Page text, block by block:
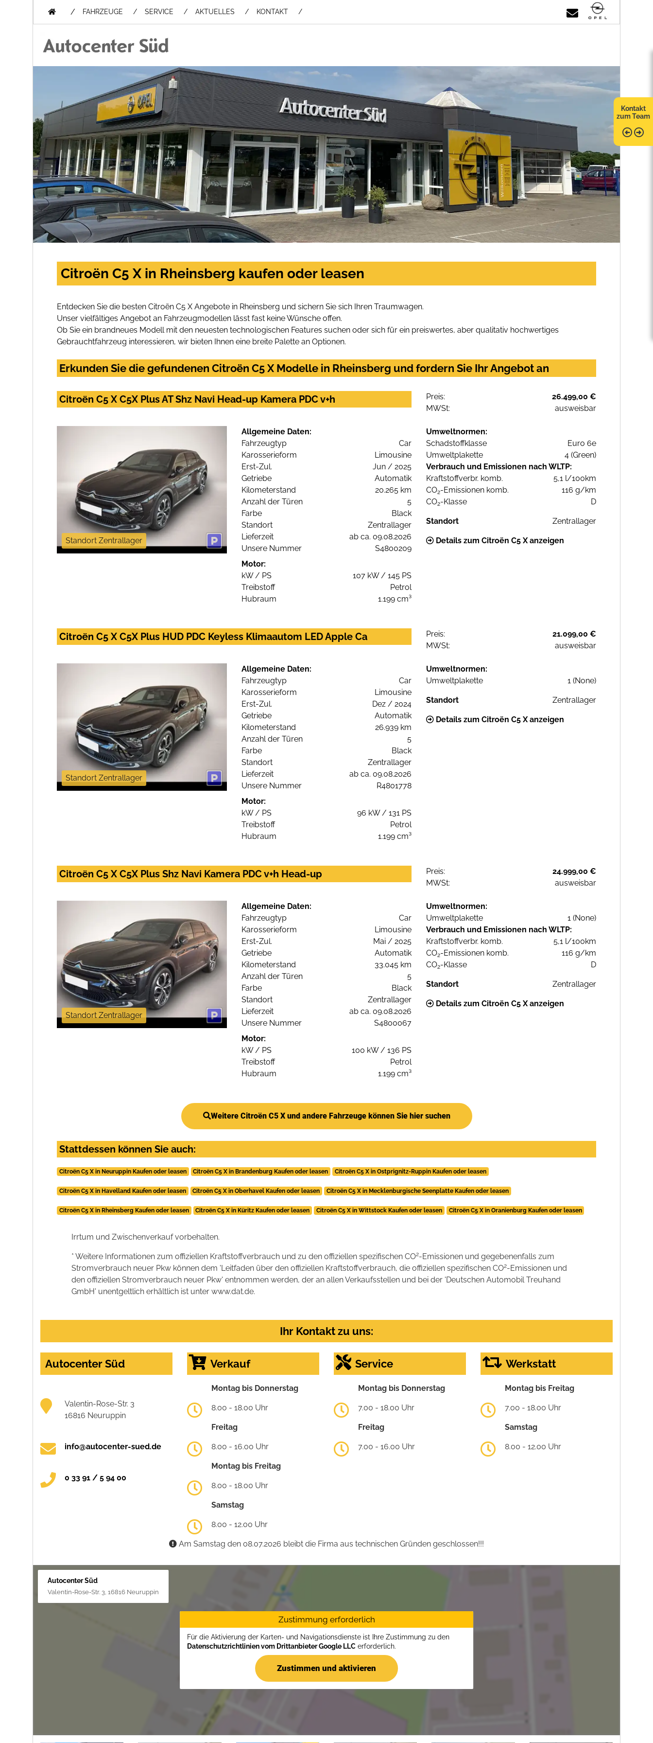
/ FAHRZEUGE SERVICE AKTUELLES KONTAKT
Kontakt
zum Team
Citroën C5 X in Rheinsberg kaufen oder leasen
Entdecken Sie die besten Citroën C5 X Angebote in Rheinsberg und sichern Sie sich Ihren Traumwagen.
Unser vielfältiges Angebot an Fahrzeugmodellen lässt fast keine Wünsche offen.
Ob Sie ein brandneues Modell mit den neuesten technologischen Features suchen oder sich für ein preiswertes, aber qualitativ hochwertiges
Gebrauchtfahrzeug interessieren, wir bieten Ihnen eine breite Palette an Optionen.
Erkunden Sie die gefundenen Citroën C5 X Modelle in Rheinsberg und fordern Sie Ihr Angebot an
Citroën C5 X C5X Plus AT Shz Navi Head-up Kamera PDC v+h Preis:
26.499,00 €
MWSt:
ausweisbar
Standort Zentrallager
Allgemeine Daten:
Fahrzeugtyp
Car
Karosserieform
Limousine
Erst-Zul.
Jun / 2025
Getriebe
Automatik
Kilometerstand
20.265 km
Anzahl der Türen
5
Farbe
Black
Standort
Zentrallager
Lieferzeit
ab ca. 09.08.2026
Unsere Nummer
S4800209
Motor:
kW / PS
107 kW / 145 PS
Treibstoff
Petrol
Hubraum
1.199 cm³
Umweltnormen:
Schadstoffklasse
Euro 6e
Umweltplakette
4 (Green)
Verbrauch und Emissionen nach WLTP:
Kraftstoffverbr. komb.
5,1 l/100km
CO2-Emissionen komb.
116 g/km
CO2-Klasse D
Standort Zentrallager
Details zum Citroën C5 X anzeigen
Citroën C5 X C5X Plus HUD PDC Keyless Klimaautom LED Apple Ca Preis:
21.099,00 €
MWSt:
ausweisbar
Standort Zentrallager
Allgemeine Daten:
Fahrzeugtyp
Car
Karosserieform
Limousine
Erst-Zul.
Dez / 2024
Getriebe
Automatik
Kilometerstand
26.939 km
Anzahl der Türen
5
Farbe
Black
Standort
Zentrallager
Lieferzeit
ab ca. 09.08.2026
Unsere Nummer
R4801778
Motor:
kW / PS
96 kW / 131 PS
Treibstoff
Petrol
Hubraum
1.199 cm³
Umweltnormen:
Umweltplakette
1 (None)
Standort Zentrallager
Details zum Citroën C5 X anzeigen
Citroën C5 X C5X Plus Shz Navi Kamera PDC v+h Head-up Preis:
24.999,00 €
MWSt:
ausweisbar
Standort Zentrallager
Allgemeine Daten:
Fahrzeugtyp
Car
Karosserieform
Limousine
Erst-Zul.
Mai / 2025
Getriebe
Automatik
Kilometerstand
33.045 km
Anzahl der Türen
5
Farbe
Black
Standort
Zentrallager
Lieferzeit
ab ca. 09.08.2026
Unsere Nummer
S4800067
Motor:
kW / PS
100 kW / 136 PS
Treibstoff
Petrol
Hubraum
1.199 cm³
Umweltnormen:
Umweltplakette
1 (None)
Verbrauch und Emissionen nach WLTP:
Kraftstoffverbr. komb.
5,1 l/100km
CO2-Emissionen komb.
116 g/km
CO2-Klasse D
Standort Zentrallager
Details zum Citroën C5 X anzeigen
Weitere Citroën C5 X und andere Fahrzeuge können Sie hier suchen
Stattdessen können Sie auch:
Citroën C5 X in Neuruppin Kaufen oder leasen Citroën C5 X in Brandenburg Kaufen oder leasen Citroën C5 X in Ostprignitz-Ruppin Kaufen oder leasen
Citroën C5 X in Havelland Kaufen oder leasen Citroën C5 X in Oberhavel Kaufen oder leasen Citroën C5 X in Mecklenburgische Seenplatte Kaufen oder leasen
Citroën C5 X in Rheinsberg Kaufen oder leasen Citroën C5 X in Küritz Kaufen oder leasen Citroën C5 X in Wittstock Kaufen oder leasen Citroën C5 X in Oranienburg Kaufen oder leasen
Irrtum und Zwischenverkauf vorbehalten.
* Weitere Informationen zum offiziellen Kraftstoffverbrauch und zu den offiziellen spezifischen CO2-Emissionen und gegebenenfalls zum
Stromverbrauch neuer Pkw können dem 'Leitfaden über den offiziellen Kraftstoffverbrauch, die offiziellen spezifischen CO2-Emissionen und
den offiziellen Stromverbrauch neuer Pkw' entnommen werden, der an allen Verkaufsstellen und bei der 'Deutschen Automobil Treuhand
GmbH' unentgeltlich erhältlich ist unter www.dat.de.
Ihr Kontakt zu uns:
Autocenter Süd
Valentin-Rose-Str. 3
16816 Neuruppin
info@autocenter-sued.de
0 33 91 / 5 94 00
Verkauf
Montag bis Donnerstag
8.00 - 18.00 Uhr
Freitag
8.00 - 16.00 Uhr
Montag bis Freitag
8.00 - 18.00 Uhr
Samstag
8.00 - 12.00 Uhr
Service
Montag bis Donnerstag
7.00 - 18.00 Uhr
Freitag
7.00 - 16.00 Uhr
Werkstatt
Montag bis Freitag
7.00 - 18.00 Uhr
Samstag
8.00 - 12.00 Uhr
Am Samstag den 08.07.2026 bleibt die Firma aus technischen Gründen geschlossen!!!
Autocenter Süd
Valentin-Rose-Str. 3, 16816 Neuruppin
Zustimmung erforderlich
Für die Aktivierung der Karten- und Navigationsdienste ist Ihre Zustimmung zu den
Datenschutzrichtlinien vom Drittanbieter Google LLC erforderlich.
Zustimmen und aktivieren